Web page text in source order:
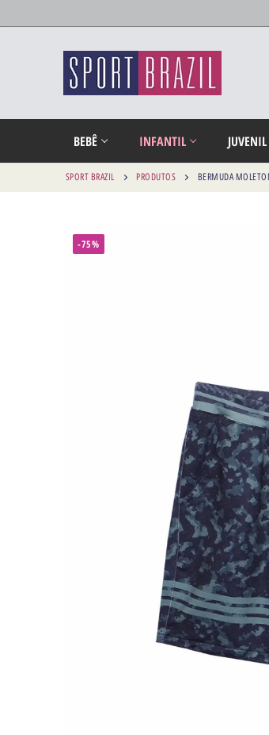
BEBÊ INFANTIL JUVENIL
SPORT BRAZIL PRODUTOS BERMUDA
-75%